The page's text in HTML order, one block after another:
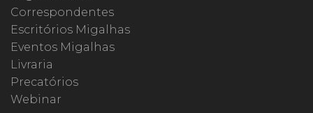
Correspondentes
Escritórios Migalhas
Eventos Migalhas
Livraria
Precatórios
Webinar